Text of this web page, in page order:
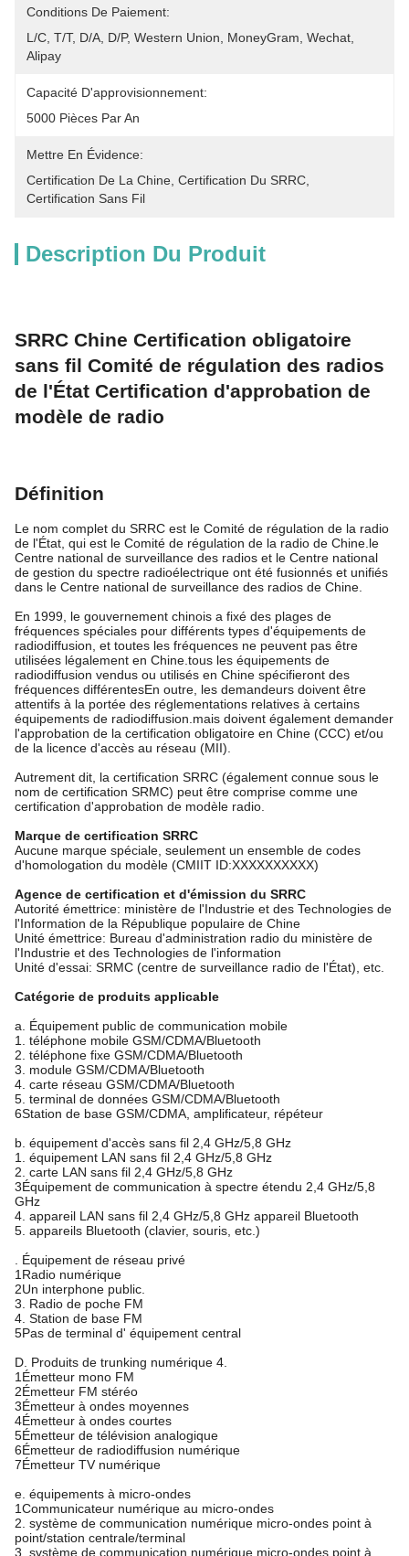
Conditions De Paiement:
L/C, T/T, D/A, D/P, Western Union, MoneyGram, Wechat,
Alipay
Capacité D'approvisionnement:
5000 Pièces Par An
Mettre En Évidence:
Certification De La Chine Certification Du SRRC
Certification Sans Fil
Description Du Produit
SRRC Chine Certification obligatoire
sans fil Comité de régulation des radios
de l'État Certification d'approbation de
modèle de radio
Définition
Le nom complet du SRRC est le Comité de régulation de la radio
de l'État, qui est le Comité de régulation de la radio de Chine.le
Centre national de surveillance des radios et le Centre national
de gestion du spectre radioélectrique ont été fusionnés et unifiés
dans le Centre national de surveillance des radios de Chine.
En 1999, le gouvernement chinois a fixé des plages de
fréquences spéciales pour différents types d'équipements de
radiodiffusion, et toutes les fréquences ne peuvent pas être
utilisées légalement en Chine.tous les équipements de
radiodiffusion vendus ou utilisés en Chine spécifieront des
fréquences différentesEn outre, les demandeurs doivent être
attentifs à la portée des réglementations relatives à certains
équipements de radiodiffusion.mais doivent également demander
l'approbation de la certification obligatoire en Chine (CCC) et/ou
de la licence d'accès au réseau (MII).
Autrement dit, la certification SRRC (également connue sous le
nom de certification SRMC) peut être comprise comme une
certification d'approbation de modèle radio.
Marque de certification SRRC
Aucune marque spéciale, seulement un ensemble de codes
d'homologation du modèle (CMIIT ID:XXXXXXXXXX)
Agence de certification et d'émission du SRRC
Autorité émettrice: ministère de l'Industrie et des Technologies de
l'Information de la République populaire de Chine
Unité émettrice: Bureau d'administration radio du ministère de
l'Industrie et des Technologies de l'information
Unité d'essai: SRMC (centre de surveillance radio de l'État), etc.
Catégorie de produits applicable
a. Équipement public de communication mobile
1. téléphone mobile GSM/CDMA/Bluetooth
2. téléphone fixe GSM/CDMA/Bluetooth
3. module GSM/CDMA/Bluetooth
4. carte réseau GSM/CDMA/Bluetooth
5. terminal de données GSM/CDMA/Bluetooth
6Station de base GSM/CDMA, amplificateur, répéteur
b. équipement d'accès sans fil 2,4 GHz/5,8 GHz
1. équipement LAN sans fil 2,4 GHz/5,8 GHz
2. carte LAN sans fil 2,4 GHz/5,8 GHz
3Équipement de communication à spectre étendu 2,4 GHz/5,8
GHz
4. appareil LAN sans fil 2,4 GHz/5,8 GHz appareil Bluetooth
5. appareils Bluetooth (clavier, souris, etc.)
. Équipement de réseau privé
1Radio numérique
2Un interphone public.
3. Radio de poche FM
4. Station de base FM
5Pas de terminal d' équipement central
D. Produits de trunking numérique 4.
1Émetteur mono FM
2Émetteur FM stéréo
3Émetteur à ondes moyennes
4Émetteur à ondes courtes
5Émetteur de télévision analogique
6Émetteur de radiodiffusion numérique
7Émetteur TV numérique
e. équipements à micro-ondes
1Communicateur numérique au micro-ondes
2. système de communication numérique micro-ondes point à
point/station centrale/terminal
3. système de communication numérique micro-ondes point à